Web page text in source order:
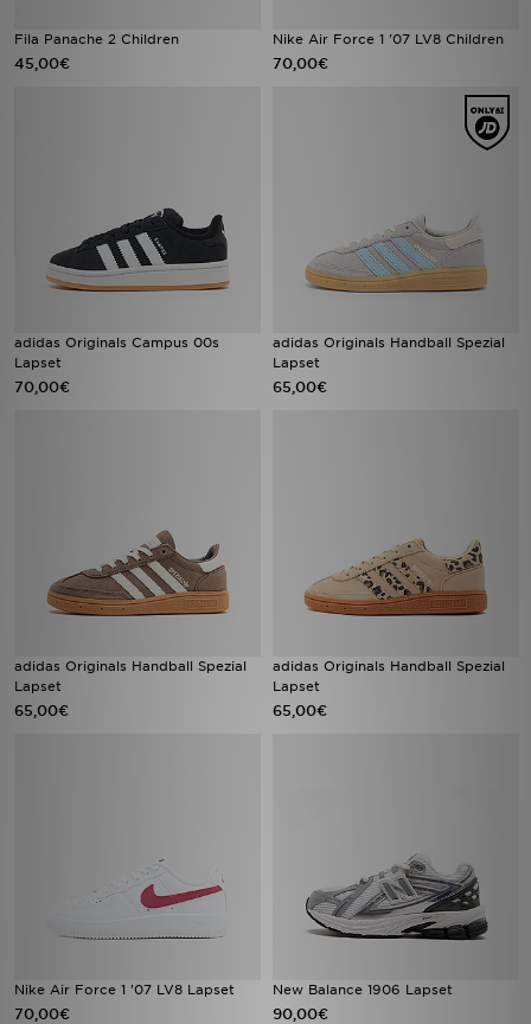
Fila Panache 2 Children
45,00€
Nike Air Force 1 '07 LV8 Children
70,00€
adidas Originals Campus 00s
Lapset
70,00€
adidas Originals Handball Spezial
Lapset
65,00€
adidas Originals Handball Spezial
Lapset
65,00€
adidas Originals Handball Spezial
Lapset
65,00€
Nike Air Force 1 '07 LV8 Lapset
70,00€
New Balance 1906 Lapset
90,00€